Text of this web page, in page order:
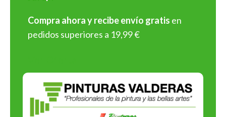
Selladores y revestimientos: Soluciones profesionales
para preparar y proteger superficies antes de aplicar
¡Elige Pinturas Jafep y asegura
resultados espectaculares en
cada aplicación!
Compra ahora y recibe envío gratis en
pedidos superiores a 19,99 €